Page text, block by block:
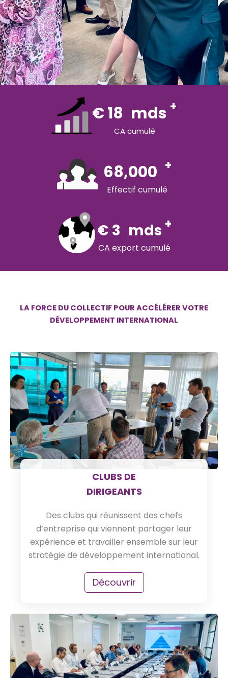
€18 mds +
CA cumulé
68,000 +
Effectif cumulé
€ 3 mds +
CA export cumulé
LA FORCE DU COLLECTIF POUR ACCÉLÉRER VOTRE
DÉVELOPPEMENT INTERNATIONAL
CLUBS DE
DIRIGEANTS
Des clubs qui réunissent des chefs
d’entreprise qui viennent partager leur
expérience et travailler ensemble sur leur
stratégie de développement international.
Découvrir